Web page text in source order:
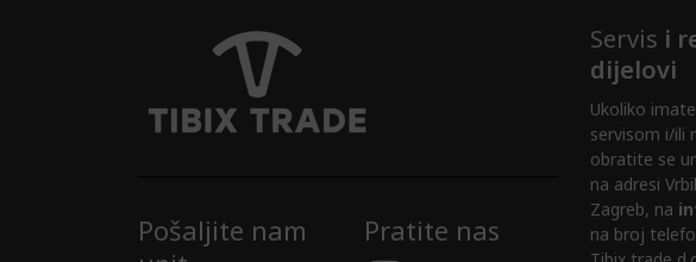
Pošaljite nam
Pratite nas
Servis i
dijelovi
Ukoliko
servisom i/ili
obratite se
na adresi
Zagreb, na
na broj